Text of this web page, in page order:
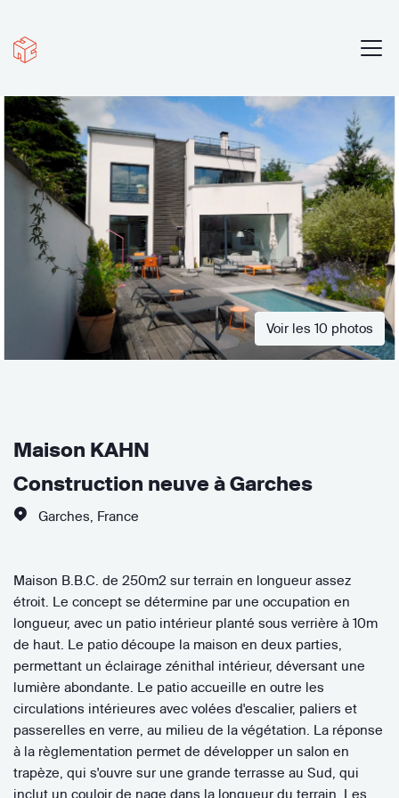
Voir les 10 photos
Maison KAHN
Construction neuve à Garches
Garches France
Maison B.B.C. de 250m2 sur terrain en longueur assez
étroit. Le concept se détermine par une occupation en
longueur, avec un patio intérieur planté sous verrière à 10m
de haut. Le patio découpe la maison en deux parties,
permettant un éclairage zénithal intérieur, déversant une
lumière abondante. Le patio accueille en outre les
circulations intérieures avec volées d'escalier, paliers et
passerelles en verre, au milieu de la végétation. La réponse
à la règlementation permet de développer un salon en
trapèze, qui s'ouvre sur une grande terrasse au Sud, qui
inclut un couloir de nage dans la longueur du terrain. Les